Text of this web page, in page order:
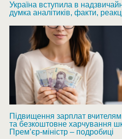
Україна вступила в
думка аналітиків, факти,
Підвищення зарплат вчителям
та безкоштовне харчування
Прем’єр-міністр – подробиці